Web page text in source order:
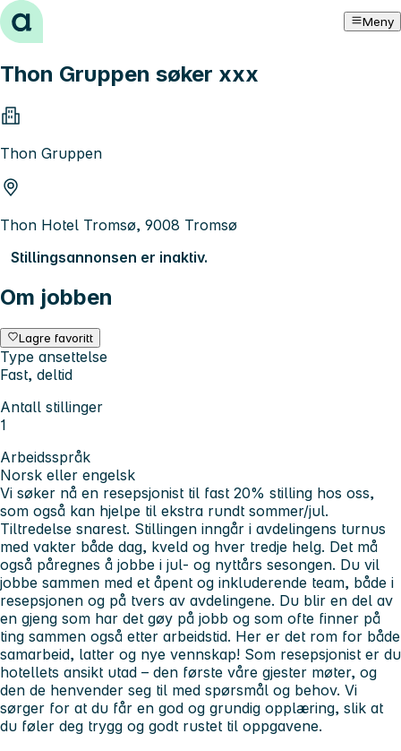
Hopp til innhold Meny
Thon Gruppen søker xxx
Thon Gruppen
Thon Hotel Tromsø, 9008 Tromsø
Stillingsannonsen er inaktiv.
Om jobben
Lagre favoritt
Type ansettelse
Fast, deltid
Antall stillinger
1
Arbeidsspråk
Norsk eller engelsk
Vi søker nå en resepsjonist til fast 20% stilling hos oss,
som også kan hjelpe til ekstra rundt sommer/jul.
Tiltredelse snarest. Stillingen inngår i avdelingens turnus
med vakter både dag, kveld og hver tredje helg. Det må
også påregnes å jobbe i jul- og nyttårs sesongen. Du vil
jobbe sammen med et åpent og inkluderende team, både i
resepsjonen og på tvers av avdelingene. Du blir en del av
en gjeng som har det gøy på jobb og som ofte finner på
ting sammen også etter arbeidstid. Her er det rom for både
samarbeid, latter og nye vennskap! Som resepsjonist er du
hotellets ansikt utad – den første våre gjester møter, og
den de henvender seg til med spørsmål og behov. Vi
sørger for at du får en god og grundig opplæring, slik at
du føler deg trygg og godt rustet til oppgavene.